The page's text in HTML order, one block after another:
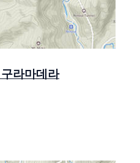
라마데라